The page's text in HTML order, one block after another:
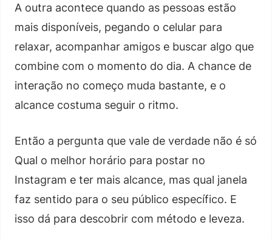
A outra acontece quando as pessoas estão
mais disponíveis, pegando o celular para
relaxar, acompanhar amigos e buscar algo que
combine com o momento do dia. A chance de
interação no começo muda bastante, e o
alcance costuma seguir o ritmo.
Então a pergunta que vale de verdade não é só
Qual o melhor horário para postar no
Instagram e ter mais alcance, mas qual janela
faz sentido para o seu público específico. E
isso dá para descobrir com método e leveza.